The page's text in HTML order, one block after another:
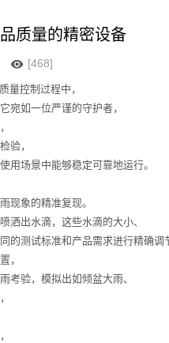
质量的精密设备
[468]
控制过程中，
宛如一位严谨的守护者，
验，
用场景中能够稳定可靠地运行。
象的精准复现。
洒出水滴，这些水滴的大小、
的测试标准和产品需求进行精确调
，
考验，模拟出如倾盆大雨、